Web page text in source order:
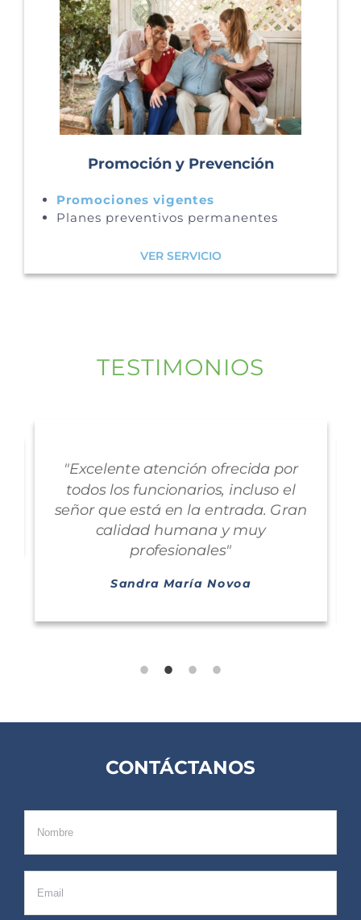
Promoción y Prevención
Promociones vigentes
Planes preventivos permanentes
VER SERVICIO
TESTIMONIOS
"Excelente atención ofrecida por
todos los funcionarios, incluso el
señor que está en la entrada. Gran
calidad humana y muy
profesionales"
Sandra María Novoa
CONTÁCTANOS